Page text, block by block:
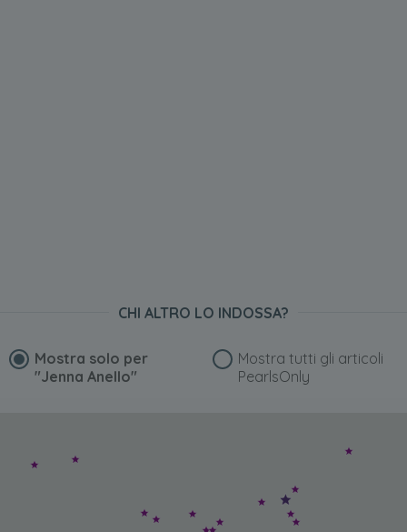
CHI ALTRO LO INDOSSA?
Mostra solo per
"Jenna Anello"
Mostra tutti gli articoli
PearlsOnly